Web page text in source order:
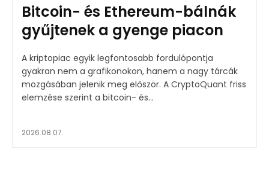
Bitcoin- és Ethereum-bálnák
gyűjtenek a gyenge piacon
A kriptopiac egyik legfontosabb fordulópontja
gyakran nem a grafikonokon, hanem a nagy tárcák
mozgásában jelenik meg először. A CryptoQuant friss
elemzése szerint a bitcoin- és...
2026.08.07.